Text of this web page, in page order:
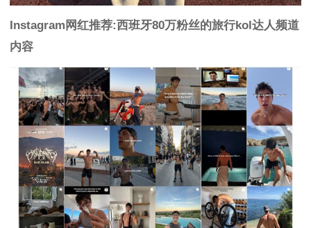
Instagram网红推荐:西班牙80万粉丝的旅行kol达人频道
内容